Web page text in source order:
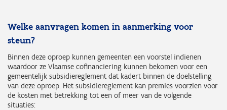
Welke aanvragen komen in aanmerking voor
steun?
Binnen deze oproep kunnen gemeenten een voorstel indienen
waardoor ze Vlaamse cofinanciering kunnen bekomen voor een
gemeentelijk subsidiereglement dat kadert binnen de doelstelling
van deze oproep. Het subsidiereglement kan premies voorzien voor
de kosten met betrekking tot een of meer van de volgende
situaties: